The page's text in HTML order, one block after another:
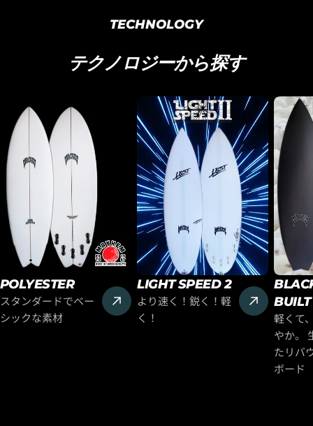
TECHNOLOGY
テクノロジーから探す
POLYESTER
スタンダードでベー
シックな素材
LIGHT SPEED 2
より速く！鋭く！軽
く！
BUILT
軽くて
やか。
たリバ
ボード